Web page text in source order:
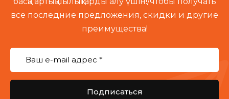
все последние предложения, скидки и другие
преимущества!
Подписаться